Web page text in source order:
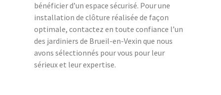
bénéficier d’un espace sécurisé. Pour une
installation de clôture réalisée de façon
optimale, contactez en toute confiance l’un
des jardiniers de Brueil-en-Vexin que nous
avons sélectionnés pour vous pour leur
sérieux et leur expertise.